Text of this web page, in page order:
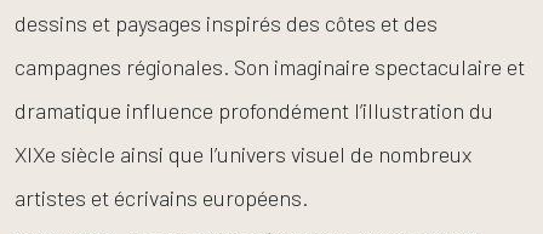
dessins et paysages inspirés des côtes et des
campagnes régionales. Son imaginaire spectaculaire et
dramatique influence profondément l’illustration du
XIXe siècle ainsi que l’univers visuel de nombreux
artistes et écrivains européens.